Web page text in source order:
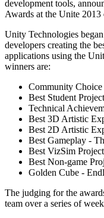
Informations post-
Développez
Acquisition de nouveaux
Faites-vous découvrir et
Achats intégrés
Gérer IAP entre les
Monétisation
Connectez les joueurs
Faites de la publicité
Cas d’utilisation
Jeux mobiles
Transformer les
Automobile
Stimulez l'innovation et
Voir toutes les industries
Informations
Études de cas
Histoires de succès dans
Guides des meilleures
Conseils et astuces
Démos
Démos, échantillons et
Toutes les ressources
Nouveautés
Blog
Mises à jour, informations
Actualités
Actualités, histoires et
Rejoignez les
Unity Awards
Célébration des
Conseils pratiques et
Formation
Pour les étudiants
Démarrez votre carrière
Pour les enseignants
Boostez votre
Licence d'enseignement
Apportez la puissance
Certifications
Prouvez votre maîtrise de
development tools,
Awards at the Unite 2013
Unity Technologies
developers creating the
applications using the
winners are:
Community Choice
Best Student
Technical
Best 3D Artistic
Best 2D Artistic
Best Gameplay -
Best VizSim
Best Non-game
Golden Cube -
The judging for the
team over a series of